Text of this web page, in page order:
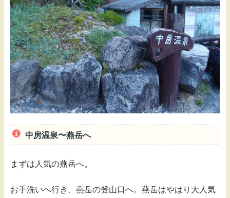
中房温泉〜燕岳へ
まずは人気の燕岳へ。
お手洗いへ行き、燕岳の登山口へ。燕岳はやはり大人気